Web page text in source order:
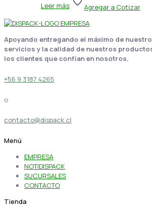
Leer más Agregar a Cotizar
Apoyando entregando el máximo de
servicios y la calidad de nuestros
los clientes que confían en nosotros.
+56 9 3187 4265
o
contacto@dispack.cl
Menú
EMPRESA
NOTIDISPACK
SUCURSALES
CONTACTO
Tienda